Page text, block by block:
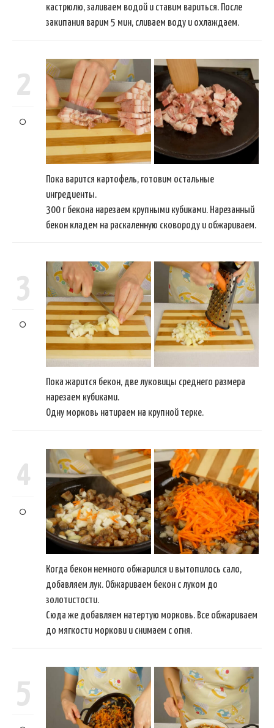
кастрюлю, заливаем водой и ставим вариться. После
закипания варим 5 мин, сливаем воду и охлаждаем.
2
Пока варится картофель, готовим остальные
ингредиенты.
300 г бекона нарезаем крупными кубиками. Нарезанный
бекон кладем на раскаленную сковороду и обжариваем.
3
Пока жарится бекон, две луковицы среднего размера
нарезаем кубиками.
Одну морковь натираем на крупной терке.
4
Когда бекон немного обжарился и вытопилось сало,
добавляем лук. Обжариваем бекон с луком до
золотистости.
Сюда же добавляем натертую морковь. Все обжариваем
до мягкости моркови и снимаем с огня.
5